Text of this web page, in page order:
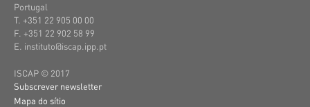
Portugal
T. +351 22 905 00 00
F. +351 22 902 58 99
E. instituto@iscap.ipp.pt
ISCAP © 2017
Subscrever newsletter
Mapa do sítio